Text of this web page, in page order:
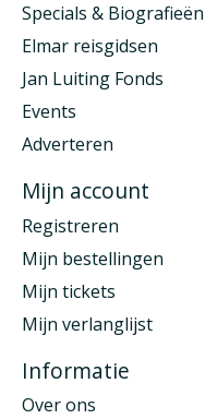
Specials & Biografieën
Elmar reisgidsen
Jan Luiting Fonds
Events
Adverteren
Mijn account
Registreren
Mijn bestellingen
Mijn tickets
Mijn verlanglijst
Informatie
Over ons